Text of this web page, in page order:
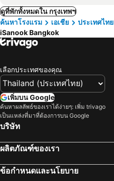
ดูที่พักทั้งหมดใน กรุงเทพฯ
ค้นหาโรงแรม
เอเชีย ประเทศไทย
iSanook Bangkok
เลือกประเทศของคุณ
เพิ่มบน Google
ค้นหาผลลัพธ์ของเราได้ง่ายๆ: เพิ่ม trivago
เป็นแหล่งที่มาที่ต้องการบน Google
บริษัท
ผลิตภัณฑ์ของเรา
ข้อกำหนดและนโยบาย